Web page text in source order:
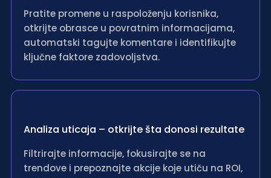
Pratite promene u raspoloženju korisnika,
otkrijte obrasce u povratnim informacijama,
automatski tagujte komentare i identifikujte
ključne faktore zadovoljstva.
Analiza uticaja – otkrijte šta donosi rezultate
Filtrirajte informacije, fokusirajte se na
trendove i prepoznajte akcije koje utiču na ROI,